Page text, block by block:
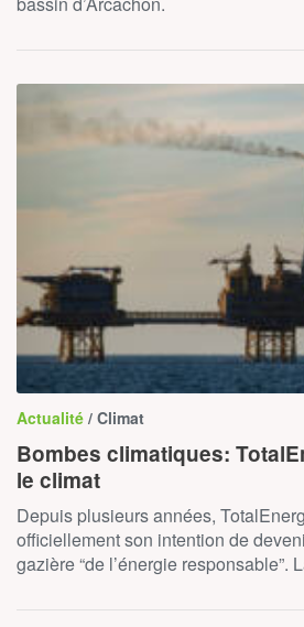
Actualité / Climat
Bombes climatiques:
le climat
Depuis plusieurs années,
officiellement son intention de
gazière “de l’énergie responsable”.